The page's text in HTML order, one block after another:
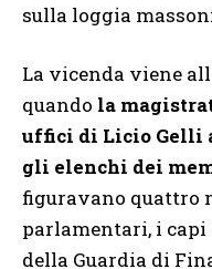
sulla loggia
La vicenda viene
quando la
uffici di Licio Gelli
gli elenchi dei
figuravano quattro
parlamentari, i
della Guardia di